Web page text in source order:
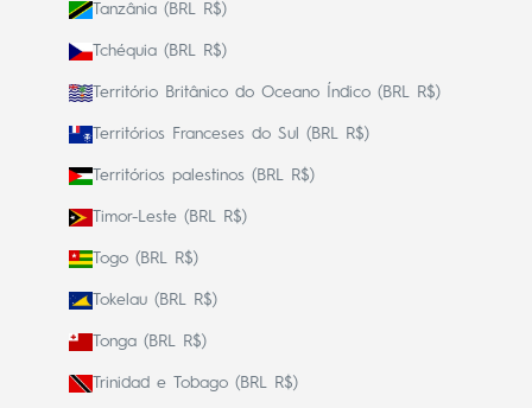
Tanzânia (BRL R$)
Tchéquia (BRL R$)
Território Britânico do Oceano Índico (BRL R$)
Territórios Franceses do Sul (BRL R$)
Territórios palestinos (BRL R$)
Timor-Leste (BRL R$)
Togo (BRL R$)
Tokelau (BRL R$)
Tonga (BRL R$)
Trinidad e Tobago (BRL R$)